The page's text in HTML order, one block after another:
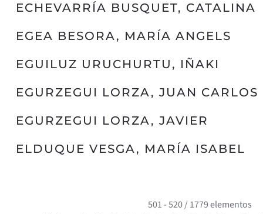
ECHEVARRÍA BUSQUET, CATALINA
EGEA BESORA, MARÍA ANGELS
EGUILUZ URUCHURTU, IÑAKI
EGURZEGUI LORZA, JUAN CARLOS
EGURZEGUI LORZA, JAVIER
ELDUQUE VESGA, MARÍA ISABEL
501 - 520 / 1779 elementos